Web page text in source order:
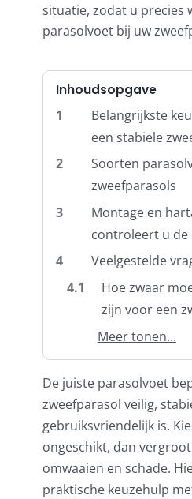
Parasolvoeten
Balkonklemmen
Beschermhoezen
Glatz Vita Collectie
Glatz parasoldoeken
Glatz stofstalen collectie
Umbrosa en Paraflex
Onze merken
situatie, zodat u precies
parasolvoet bij uw
Inhoudsopgave
1
Belangrijkste
een stabiele
2
Soorten
zweefparasols
3
Montage en
controleert u
4
Veelgestelde
4.1
Hoe zwaar
zijn voor een
Meer tonen...
De juiste parasolvoet
zweefparasol veilig,
gebruiksvriendelijk is.
ongeschikt, dan
omwaaien en schade.
praktische keuzehulp